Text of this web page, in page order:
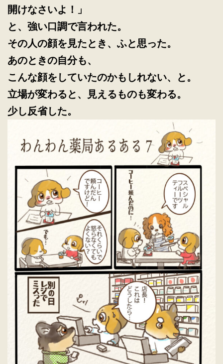
開けなさいよ！」
と、強い口調で言われた。
その人の顔を見たとき、ふと思った。
あのときの自分も、
こんな顔をしていたのかもしれない、と。
立場が変わると、見えるものも変わる。
少し反省した。